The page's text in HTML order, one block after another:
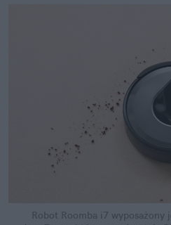
Robot Roomba i7